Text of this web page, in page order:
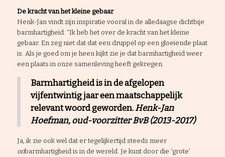
De kracht van het kleine gebaar
Henk-Jan vindt zijn inspiratie vooral in de alledaagse dichtbije
barmhartigheid. “Ik heb het over de kracht van het kleine
gebaar. En zeg niet dat dat een druppel op een gloeiende plaat
is. Als je goed om je heen kijkt zie je dat barmhartigheid weer
een plaats in onze samenleving heeft gekregen.
Barmhartigheid is in de afgelopen
vijfentwintig jaar een maatschappelijk
relevant woord geworden.Henk-Jan
Hoefman,oud-voorzitter BvB (2013-2017)
Ja, ik zie ook wel dat er tegelijkertijd steeds meer
onbarmhartigheid is in de wereld. Je kunt door die ‘grote’